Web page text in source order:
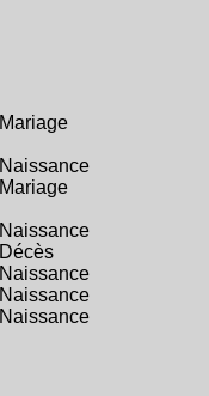
Mariage
Naissance
Mariage
Naissance
Décès
Naissance
Naissance
Naissance